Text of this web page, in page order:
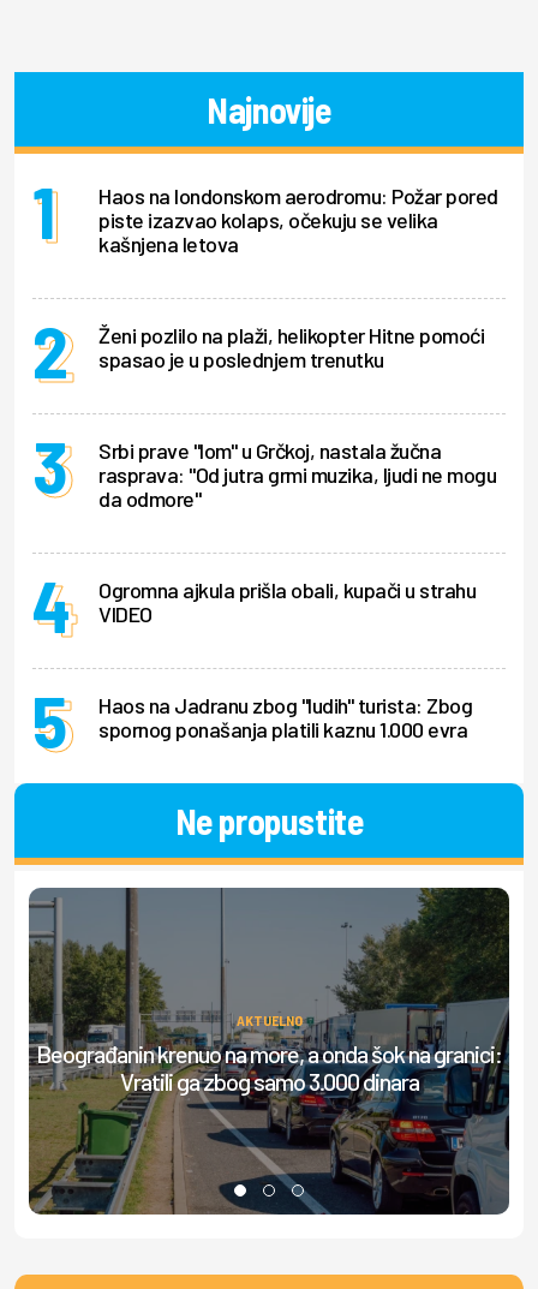
Najnovije
Haos na londonskom aerodromu: Požar pored
piste izazvao kolaps, očekuju se velika
kašnjena letova
Ženi pozlilo na plaži, helikopter Hitne pomoći
spasao je u poslednjem trenutku
Srbi prave "lom" u Grčkoj, nastala žučna
rasprava: "Od jutra grmi muzika, ljudi ne mogu
da odmore"
Ogromna ajkula prišla obali, kupači u strahu
VIDEO
Haos na Jadranu zbog "ludih" turista: Zbog
spornog ponašanja platili kaznu 1.000 evra
Ne propustite
AKTUELNO
Beograđanin krenuo na more, a onda šok na granici:
Vratili ga zbog samo 3.000 dinara